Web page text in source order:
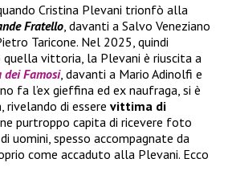
Cristina Plevani trionfò alla
Fratello , davanti a Salvo Veneziano
Taricone. Nel 2025, quindi
quella vittoria, la Plevani è riuscita a
dei Famosi, davanti a Mario Adinolfi e
fa l’ex gieffina ed ex naufraga, si è
di essere vittima di
purtroppo capita di ricevere foto
uomini, spesso accompagnate da
come accaduto alla Plevani. Ecco